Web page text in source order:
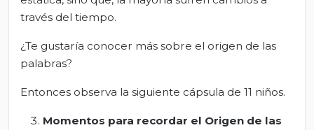
través del tiempo.
¿Te gustaría conocer más sobre el origen de las
palabras?
Entonces observa la siguiente cápsula de 11 niños.
Momentos para recordar el Origen de las